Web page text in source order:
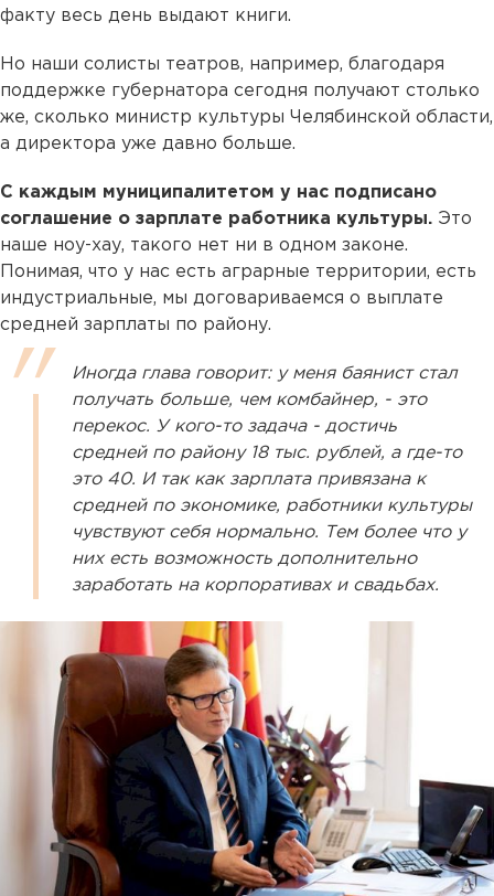
факту весь день выдают книги.
Но наши солисты театров, например, благодаря
поддержке губернатора сегодня получают столько
же, сколько министр культуры Челябинской области,
а директора уже давно больше.
С каждым муниципалитетом у нас подписано
соглашение о зарплате работника культуры. Это
наше ноу-хау, такого нет ни в одном законе.
Понимая, что у нас есть аграрные территории, есть
индустриальные, мы договариваемся о выплате
средней зарплаты по району.
Иногда глава говорит: у меня баянист стал
получать больше, чем комбайнер, - это
перекос. У кого-то задача - достичь
средней по району 18 тыс. рублей, а где-то
это 40. И так как зарплата привязана к
средней по экономике, работники культуры
чувствуют себя нормально. Тем более что у
них есть возможность дополнительно
заработать на корпоративах и свадьбах.